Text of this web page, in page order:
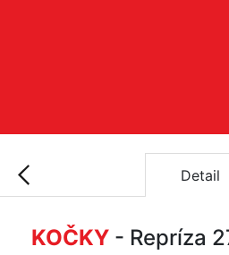
Detail
KOČKY - Repríza